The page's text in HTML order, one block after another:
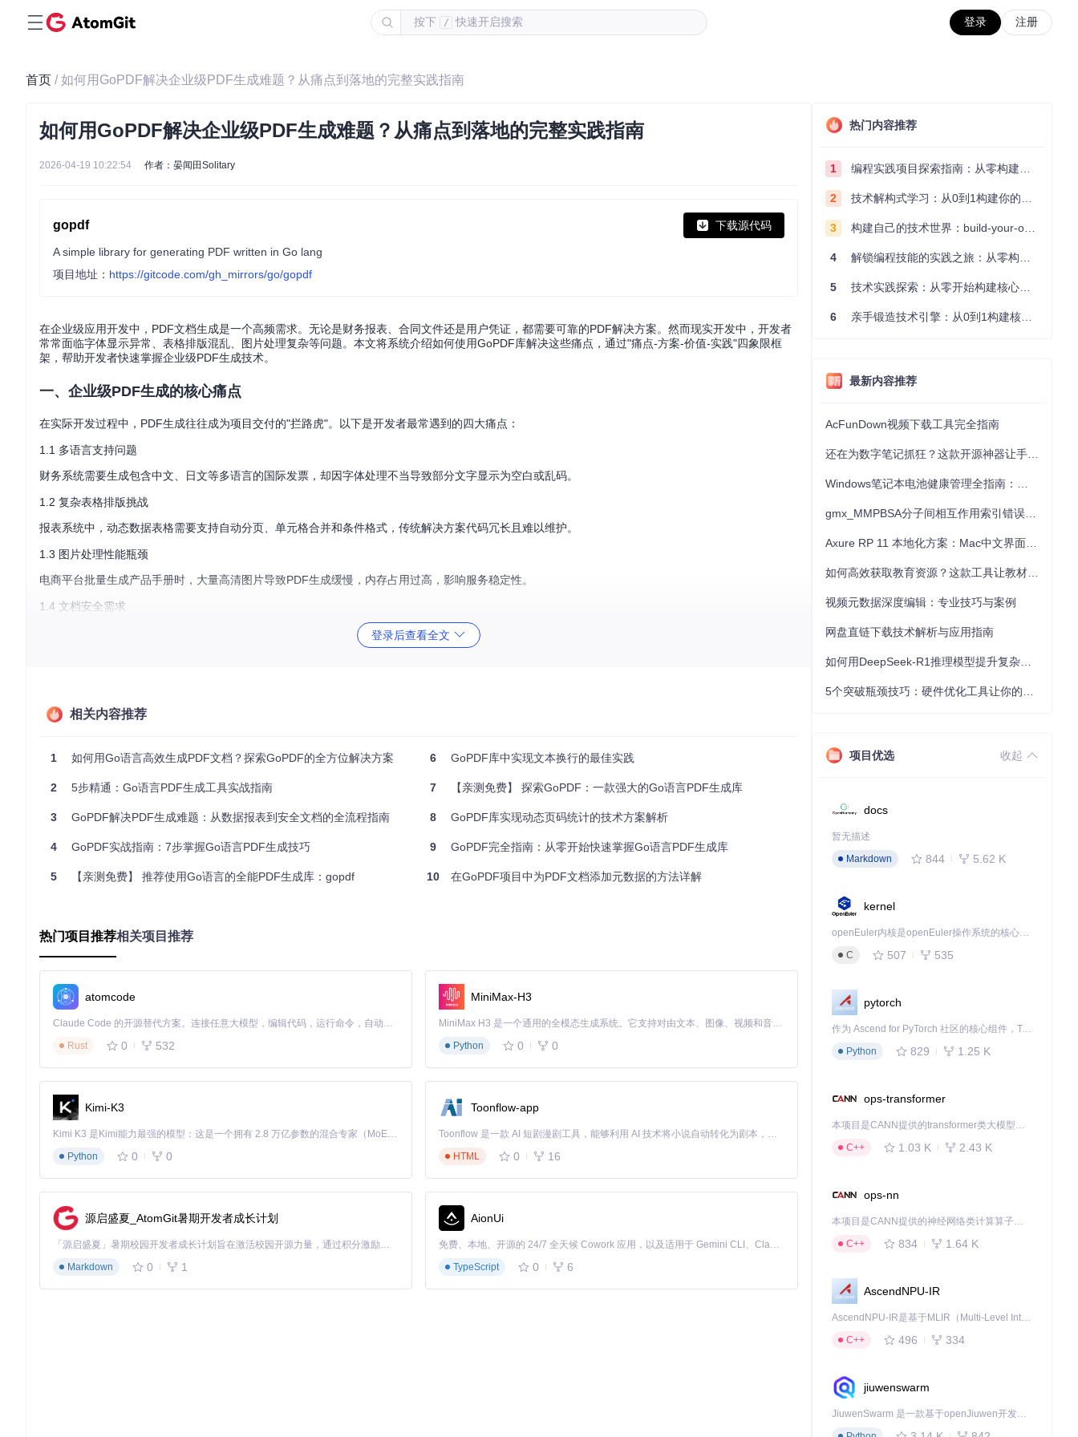
按下 / 快速开启搜索 登录 注册
首页 / 如何用GoPDF解决企业级PDF生成难题？从痛点到落地的完整实践指南
如何用GoPDF解决企业级PDF生成难题？从痛点到落地的完整实践指南
2026-04-19 10:22:54 作者：晏闻田Solitary
gopdf 下载源代码
A simple library for generating PDF written in Go lang
项目地址： https://gitcode.com/gh_mirrors/go/gopdf
在企业级应用开发中，PDF文档生成是一个高频需求。无论是财务报表、合同文件还是用户凭证，都需要可靠的PDF解决方案。然而现实开发中，开发者
常常面临字体显示异常、表格排版混乱、图片处理复杂等问题。本文将系统介绍如何使用GoPDF库解决这些痛点，通过"痛点-方案-价值-实践"四象限框
架，帮助开发者快速掌握企业级PDF生成技术。
一、企业级PDF生成的核心痛点
在实际开发过程中，PDF生成往往成为项目交付的"拦路虎"。以下是开发者最常遇到的四大痛点：
1.1 多语言支持问题
财务系统需要生成包含中文、日文等多语言的国际发票，却因字体处理不当导致部分文字显示为空白或乱码。
1.2 复杂表格排版挑战
报表系统中，动态数据表格需要支持自动分页、单元格合并和条件格式，传统解决方案代码冗长且难以维护。
1.3 图片处理性能瓶颈
电商平台批量生成产品手册时，大量高清图片导致PDF生成缓慢，内存占用过高，影响服务稳定性。
1.4 文档安全需求
合同文件需要添加密码保护和权限控制，防止未授权访问和修改，确保法律文件的安全性。
2.1 全链路Unicode字体支持
：TrueType字体嵌入与子集化处理
业务价值：确保多语言文档在任何设备上的一致性显示，减少因字体缺失导致的文档异常
业务价值：将复杂数据转化为清晰的表格呈现，降低报表开发难度，提升数据可读性
2.3 高性能图片处理系统
业务价值
实现原理：image_obj.go和image_obj_parse.go模块支持JPG/PNG等格式，通过色彩空间转换和压缩算法优化图片存储
技术特性 ：基于PDF标准的加密与权限控制
业务价值
实现原理 ：pdf_protection.go模块实现PDF标准加密算法，支持所有者/用户密码分离和权限粒度控制
三、GoPDF的企业级价值
3.1 开发效率提升
GoPDF的API设计简洁直观，相比传统解决方案平均减少60%的代码量，极大降低开发和维护成本。
通过字体子集化和图片压缩技术，生成的PDF文件体积比同类解决方案平均减少35%，节省存储空间和传输带宽。
3.3 跨平台兼容性
生成的PDF文档兼容所有主流阅读器，避免因格式问题导致的文档显示异常，提升用户体验。
3.4 性能对比
生成方案
100页文档生成时间 内存占用 文件大小
多语言支持
登录后查看全文
相关内容推荐
1 如何用Go语言高效生成PDF文档？探索GoPDF的全方位解决方案
2 5步精通：Go语言PDF生成工具实战指南
3 GoPDF解决PDF生成难题：从数据报表到安全文档的全流程指南
4 GoPDF实战指南：7步掌握Go语言PDF生成技巧
5 【亲测免费】 推荐使用Go语言的全能PDF生成库：gopdf
6 GoPDF库中实现文本换行的最佳实践
7 【亲测免费】 探索GoPDF：一款强大的Go语言PDF生成库
8 GoPDF库实现动态页码统计的技术方案解析
9 GoPDF完全指南：从零开始快速掌握Go语言PDF生成库
10 在GoPDF项目中为PDF文档添加元数据的方法详解
热门项目推荐相关项目推荐
atomcode
Claude Code 的开源替代方案。连接任意大模型，编辑代码，运行命令，自动验证 — 全自动执行。用 Rust 构建，极致性能。 ｜ An open-source alternative to Claude Code. Connect any LLM, edit code, run commands, and verify changes — autonomously. Built in Rust for speed. Get Started
Rust
0 532
MiniMax-H3
MiniMax H3 是一个通用的全模态生成系统。它支持对由文本、图像、视频和音频组成的多模态上下文进行统一理解，并能生成分辨率高达 2K、时长可达 15 秒的带原生立体声音频的视频。得益于面向任务泛化的系统设计，H3 在预训练阶段就已具备广泛的多模态上下文理解与生成能力，能够出色地执行复杂的多模态指令。
Python
0 0
Kimi-K3
Kimi K3 是Kimi能力最强的模型：这是一个拥有 2.8 万亿参数的混合专家（MoE）模型，具备原生视觉理解能力，并支持 100 万 token 的上下文窗口。
Python
0 0
Toonflow-app
Toonflow 是一款 AI 短剧漫剧工具，能够利用 AI 技术将小说自动转化为剧本，并结合 AI 生成的图片和视频，实现高效的短剧创作。借助 Toonflow，可以轻松完成从文字到影像的全流程，让短剧制作变得更加智能与便捷。
HTML
0 16
源启盛夏_AtomGit暑期开发者成长计划
「源启盛夏」暑期校园开发者成长计划旨在激活校园开源力量，通过积分激励、认证扶持、资源倾斜等形式，引导高校组织和开发者完成「入驻 — 建项目 — 做贡献 — 获认证 — 得资源」的完整闭环。无论你是想带领社团入驻平台的组织者，还是希望用代码贡献证明自己的开发者，都能在这里找到属于你的成长路径。
Markdown
0 1
AionUi
免费、本地、开源的 24/7 全天候 Cowork 应用，以及适用于 Gemini CLI、Claude Code、Codex、OpenCode、Qwen Code、Goose CLI、Auggie 等的 OpenClaw | 🌟 喜欢就点star吧
TypeScript
0 6
热门内容推荐
1 编程实践项目探索指南：从零构建技术能力体系
2 技术解构式学习：从0到1构建你的编程知识体系
3 构建自己的技术世界：build-your-own-x项目的实践探索指南
4 解锁编程技能的实践之旅：从零构建你的技术世界
5 技术实践探索：从零开始构建核心系统的实践指南
6 亲手锻造技术引擎：从0到1构建核心系统的实践指南
最新内容推荐
AcFunDown视频下载工具完全指南
视频元数据深度编辑：专业技巧与案例
网盘直链下载技术解析与应用指南
项目优选 收起
docs
暂无描述
Markdown
844 5.62 K
kernel
openEuler内核是openEuler操作系统的核心，既是系统性能与稳定性的基石，也是连接处理器、设备与服务的桥梁。
C
507 535
pytorch
作为 Ascend for PyTorch 社区的核心组件，TorchNPU 是昇腾专为 PyTorch 打造的深度学习适配插件，使 PyTorch 框架能够直接调用昇腾 NPU，为开发者提供昇腾 AI 处理器的超强算力。
Python
829 1.25 K
ops-transformer
本项目是CANN提供的transformer类大模型算子库，实现网络在NPU上加速计算。
C++
1.03 K 2.43 K
ops-nn
本项目是CANN提供的神经网络类计算算子库，实现网络在NPU上加速计算。
C++
834 1.64 K
AscendNPU-IR
AscendNPU-IR是基于MLIR（Multi-Level Intermediate Representation）构建的，面向昇腾亲和算子编译时使用的中间表示，提供昇腾完备表达能力，通过编译优化提升昇腾AI处理器计算效率，支持通过生态框架使能昇腾AI处理器与深度调优
C++
496 334
jiuwenswarm
JiuwenSwarm 是一款基于openJiuwen开发的智能AI Agent，它能够将大语言模型的强大能力，通过你日常使用的各类通讯应用，直接延伸至你的指尖。